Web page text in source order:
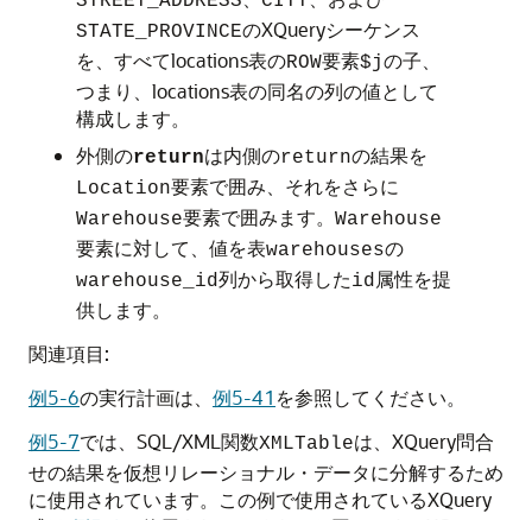
STATE_PROVINCEのXQueryシーケンス
を、すべてlocations表のROW要素$jの子、
つまり、locations表の同名の列の値として
構成します。
外側のreturnは内側のreturnの結果を
Location要素で囲み、それをさらに
Warehouse要素で囲みます。 Warehouse
要素に対して、値を表warehousesの
warehouse_id列から取得したid属性を提
供します。
関連項目:
例5-6の実行計画は、 例5-41 を参照してください。
例5-7では、SQL/XML関数XMLTableは、XQuery問合
せの結果を仮想リレーショナル・データに分解するため
に使用されています。この例で使用されているXQuery